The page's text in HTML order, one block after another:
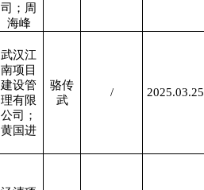
司；周
海峰
武汉江
南项目
建设管
理有限
公司；
黄国进
骆传
武
/ 2025.03.25